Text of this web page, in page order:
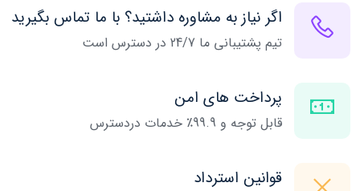
اگر نیاز به مشاوره داشتید؟ با ما تماس بگیرید
تیم پشتیبانی ما 24/7 در دسترس است
پرداخت های امن
قابل توجه و 99.9٪ خدمات دردسترس
قوانین استرداد